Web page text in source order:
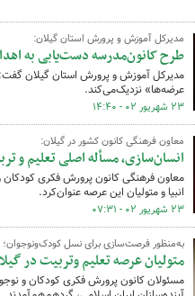
مدیرکل آموزش و پرورش استان گیلان:
طرح‌ کانون‌مدرسه دست‌یابی به
مدیرکل آموزش و پرورش استان گیلان
عرضه‌ها» نزدیک‌می‌کند.
۲۳ شهریور ۰۲ - ۱۴:۴۰
معاون فرهنگی کانون کشور در گیلان:
انسان‌سازی، مسأله اصلی تعلیم و
معاون فرهنگی کانون پرورش فکری کودکان
انبیا و متولیان این عرصه عنوان‌کرد.
۲۳ شهریور ۰۲ - ۰۷:۳۱
به‌منظور فرصت‌سازی برای نسل کودک‌ونوجوان؛
متولیان عرصه تعلیم وتربیت در
مسئولان کانون پرورش فکری کودکان و